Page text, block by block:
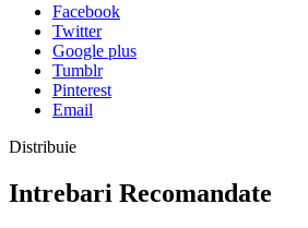
Facebook
Twitter
Google plus
Tumblr
Pinterest
Email
Distribuie
Intrebari Recomandate